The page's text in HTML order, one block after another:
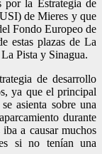
por la Estrategia de
de Mieres y que
Fondo Europeo de
estas plazas de La
Pista y Sinagua.
de desarrollo
ya que el principal
asienta sobre una
durante
a causar muchos
si no tenían una